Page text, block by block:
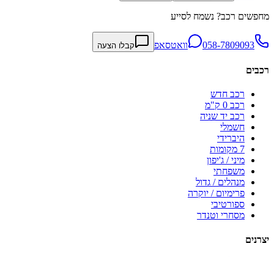
מחפשים רכב? נשמח לסייע
058-7809093 וואטסאפ קבלו הצעה
רכבים
רכב חדש
רכב 0 ק"מ
רכב יד שניה
חשמלי
היברידי
7 מקומות
מיני / ג'יפון
משפחתי
מנהלים / גדול
פרימיום / יוקרה
ספורטיבי
מסחרי וטנדר
יצרנים